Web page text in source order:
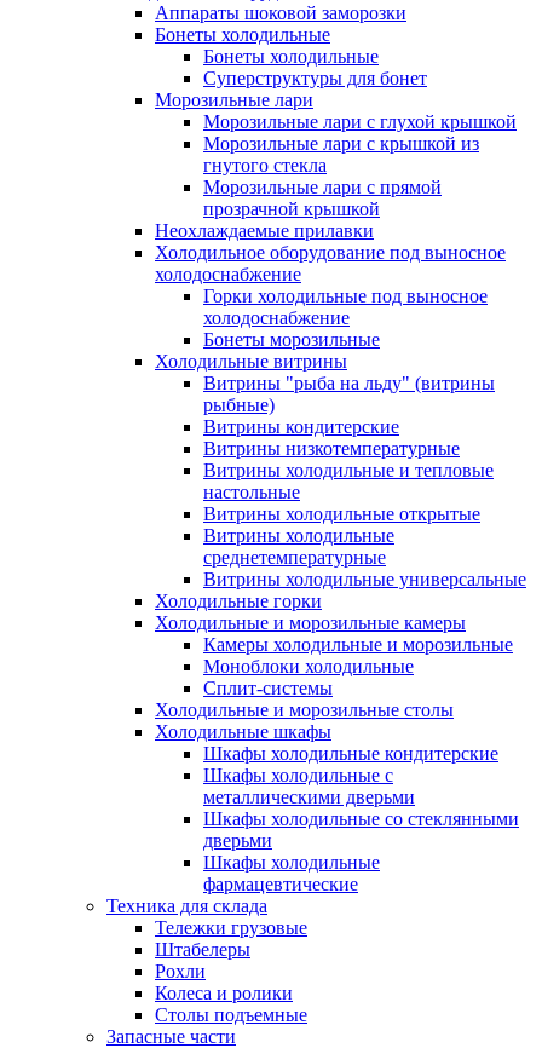
Аппараты шоковой заморозки
Бонеты холодильные
Бонеты холодильные
Суперструктуры для бонет
Морозильные лари
Морозильные лари с глухой крышкой
Морозильные лари с крышкой из
гнутого стекла
Морозильные лари с прямой
прозрачной крышкой
Неохлаждаемые прилавки
Холодильное оборудование под выносное
холодоснабжение
Горки холодильные под выносное
холодоснабжение
Бонеты морозильные
Холодильные витрины
Витрины "рыба на льду" (витрины
рыбные)
Витрины кондитерские
Витрины низкотемпературные
Витрины холодильные и тепловые
настольные
Витрины холодильные открытые
Витрины холодильные
среднетемпературные
Витрины холодильные универсальные
Холодильные горки
Холодильные и морозильные камеры
Камеры холодильные и морозильные
Моноблоки холодильные
Сплит-системы
Холодильные и морозильные столы
Холодильные шкафы
Шкафы холодильные кондитерские
Шкафы холодильные с
металлическими дверьми
Шкафы холодильные со стеклянными
дверьми
Шкафы холодильные
фармацевтические
Техника для склада
Тележки грузовые
Штабелеры
Рохли
Колеса и ролики
Столы подъемные
Запасные части